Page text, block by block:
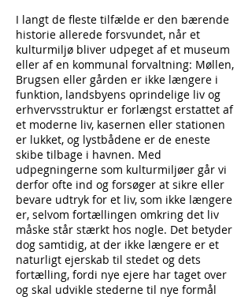
I langt de fleste tilfælde er den bærende
historie allerede forsvundet, når et
kulturmiljø bliver udpeget af et museum
eller af en kommunal forvaltning: Møllen,
Brugsen eller gården er ikke længere i
funktion, landsbyens oprindelige liv og
erhvervsstruktur er forlængst erstattet af
et moderne liv, kasernen eller stationen
er lukket, og lystbådene er de eneste
skibe tilbage i havnen. Med
udpegningerne som kulturmiljøer går vi
derfor ofte ind og forsøger at sikre eller
bevare udtryk for et liv, som ikke længere
er, selvom fortællingen omkring det liv
måske står stærkt hos nogle. Det betyder
dog samtidig, at der ikke længere er et
naturligt ejerskab til stedet og dets
fortælling, fordi nye ejere har taget over
og skal udvikle stederne til nye formål